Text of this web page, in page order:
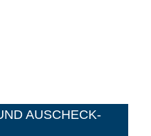
AUSCHECK-